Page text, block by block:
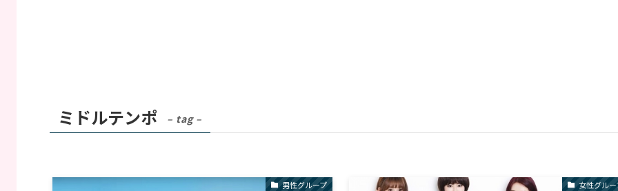
ミドルテンポ – tag –
男性グループ 女性グルー